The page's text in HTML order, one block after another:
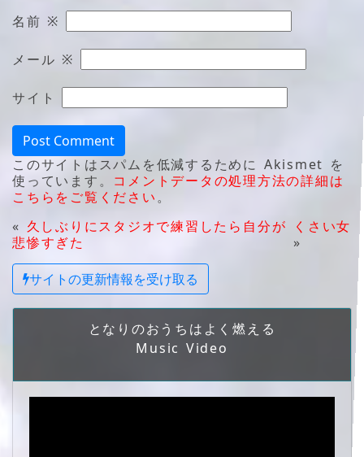
名前 ※
メール ※
サイト
このサイトはスパムを低減するために Akismet を
使っています。 コメントデータの処理方法の詳細は
こちらをご覧ください。
« 久しぶりにスタジオで練習したら自分が
悲惨すぎた
くさい女
»
サイトの更新情報を受け取る
となりのおうちはよく燃える
Music Video